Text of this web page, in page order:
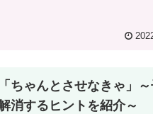
ちゃんとさせなきゃ」
消するヒントを紹介～